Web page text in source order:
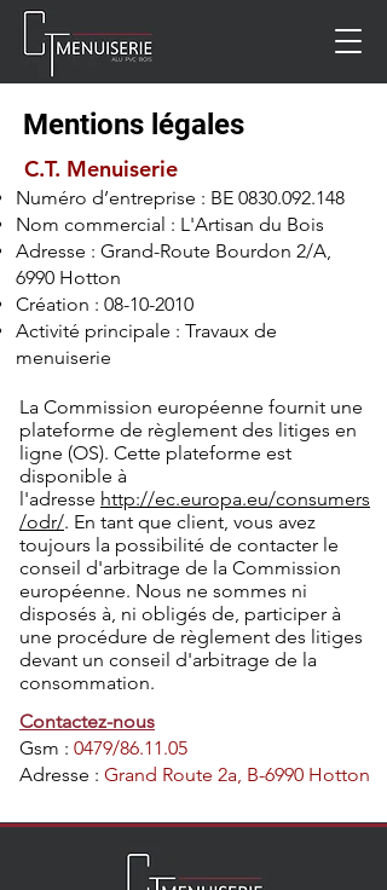
Mentions légales
C.T. Menuiserie
Numéro d’entreprise : BE 0830.092.148
Nom commercial : L'Artisan du Bois
Adresse : Grand-Route Bourdon 2/A,
6990 Hotton
Création : 08-10-2010
Activité principale : Travaux de
menuiserie
La Commission européenne fournit une
plateforme de règlement des litiges en
ligne (OS). Cette plateforme est
disponible à
l'adresse http://ec.europa.eu/consumers
/odr/. En tant que client, vous avez
toujours la possibilité de contacter le
conseil d'arbitrage de la Commission
européenne. Nous ne sommes ni
disposés à, ni obligés de, participer à
une procédure de règlement des litiges
devant un conseil d'arbitrage de la
consommation.
Contactez-nous
Gsm : 0479/86.11.05
Adresse : Grand Route 2a, B-6990 Hotton